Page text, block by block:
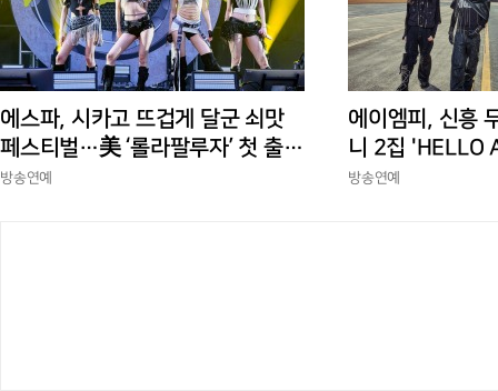
에스파, 시카고 뜨겁게 달군 쇠맛
페스티벌…美 ‘롤라팔루자’ 첫 출격
부터 증명한 존재감
방송연예
에이엠피, 신흥
니 2집 'HELLO
상승세
방송연예